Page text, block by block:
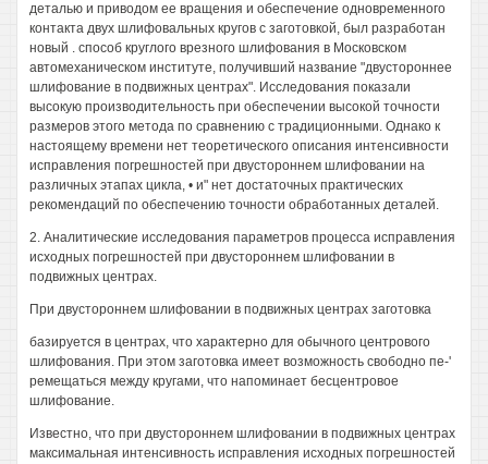
деталью и приводом ее вращения и обеспечение одновременного
контакта двух шлифовальных кругов с заготовкой, был разработан
новый . способ круглого врезного шлифования в Московском
автомеханическом институте, получивший название "двустороннее
шлифование в подвижных центрах". Исследования показали
высокую производительность при обеспечении высокой точности
размеров этого метода по сравнению с традиционными. Однако к
настоящему времени нет теоретического описания интенсивности
исправления погрешностей при двустороннем шлифовании на
различных этапах цикла, • и" нет достаточных практических
рекомендаций по обеспечению точности обработанных деталей.
2. Аналитические исследования параметров процесса исправления
исходных погрешностей при двустороннем шлифовании в
подвижных центрах.
При двустороннем шлифовании в подвижных центрах заготовка
базируется в центрах, что характерно для обычного центрового
шлифования. При этом заготовка имеет возможность свободно пе-'
ремещаться между кругами, что напоминает бесцентровое
шлифование.
Известно, что при двустороннем шлифовании в подвижных центрах
максимальная интенсивность исправления исходных погрешностей